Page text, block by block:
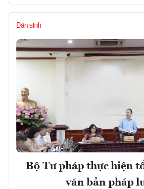
Dân sinh
Bộ Tư pháp thực hiện
văn bản pháp